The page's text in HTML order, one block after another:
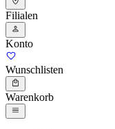
Filialen
Konto
Wunschlisten
Warenkorb